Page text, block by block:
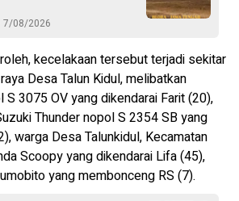
7/08/2026
kecelakaan tersebut terjadi sekitar
Desa Talun Kidul, melibatkan
S 3075 OV yang dikendarai Farit (20),
Thunder nopol S 2354 SB yang
warga Desa Talunkidul, Kecamatan
Scoopy yang dikendarai Lifa (45),
yang membonceng RS (7).